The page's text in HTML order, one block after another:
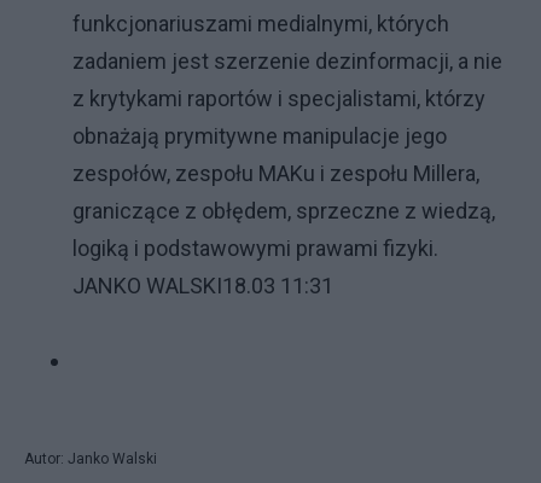
funkcjonariuszami medialnymi, których
zadaniem jest szerzenie dezinformacji, a nie
z krytykami raportów i specjalistami, którzy
obnażają prymitywne manipulacje jego
zespołów, zespołu MAKu i zespołu Millera,
graniczące z obłędem, sprzeczne z wiedzą,
logiką i podstawowymi prawami fizyki.
JANKO WALSKI18.03 11:31
Autor: Janko Walski